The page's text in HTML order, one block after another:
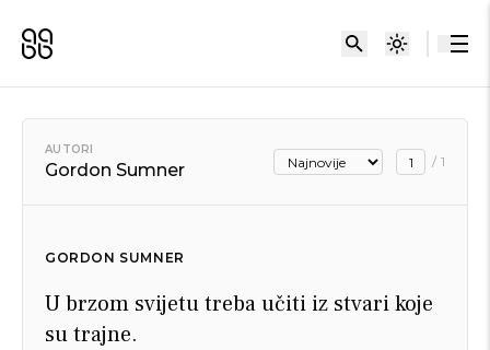
AUTORI
Gordon Sumner / 1
GORDON SUMNER
U brzom svijetu treba učiti iz stvari koje
su trajne.